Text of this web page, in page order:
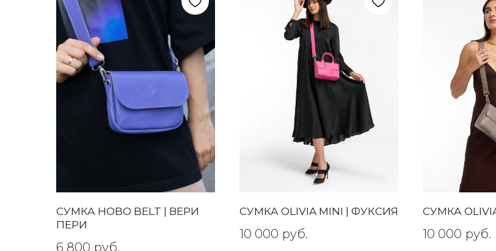
СУМКА HOBO BELT | ВЕРИ
ПЕРИ
6 800 руб.
СУМКА OLIVIA MINI | ФУКСИЯ
10 000 руб.
СУМКА
10 000 руб.